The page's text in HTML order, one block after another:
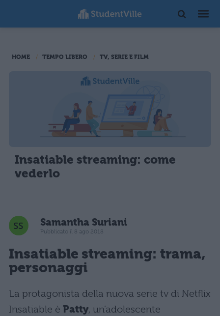
HOME TEMPO LIBERO TV, SERIE E FILM
Insatiable streaming: come
vederlo
Samantha Suriani
Pubblicato il 8 ago 2018
Insatiable streaming: trama,
personaggi
La protagonista della nuova serie tv di Netflix
Insatiable è Patty, un’adolescente